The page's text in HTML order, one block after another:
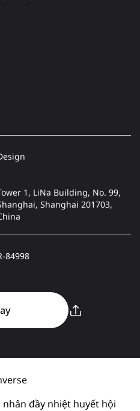
1, LiNa Building, No. 99,
Shanghai 201703,
84998
đầy nhiệt huyết hội